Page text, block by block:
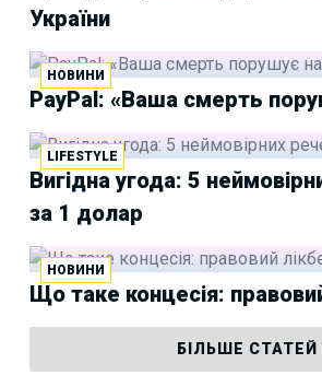
України
НОВИНИ
PayPal: «Ваша смерть
LIFESTYLE
Вигідна угода: 5
за 1 долар
НОВИНИ
Що таке концесія:
БІЛЬШЕ СТАТЕЙ